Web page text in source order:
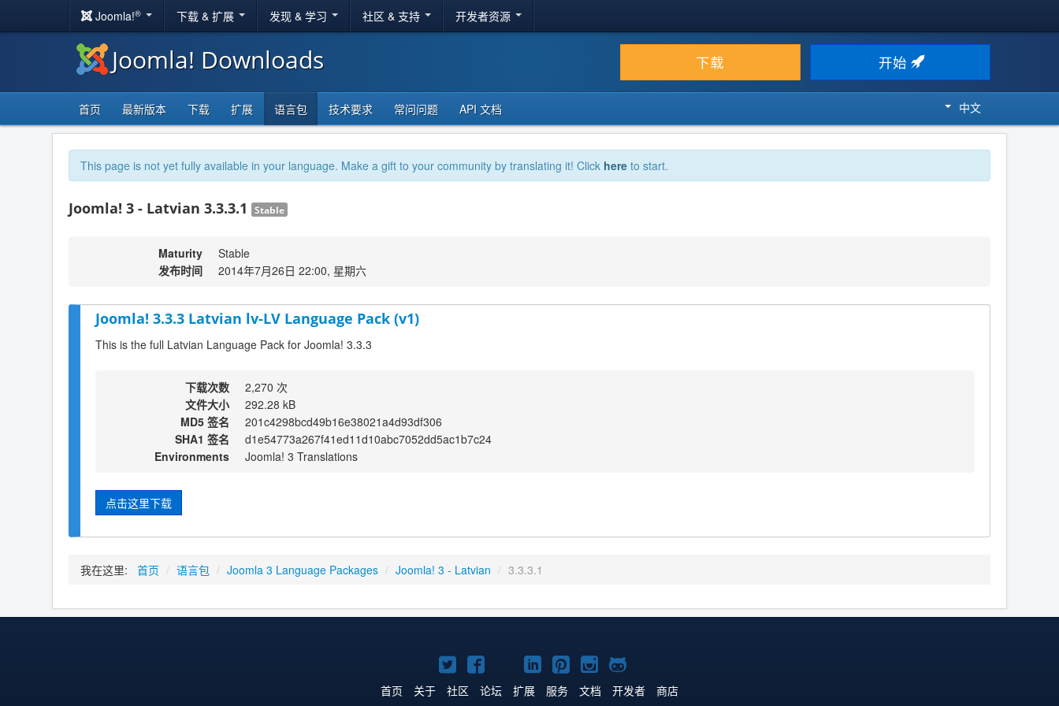
Joomla!® 下载 & 扩展 发现 & 学习 社区 & 支持 开发者资源
Joomla! Downloads 下载 开始
首页 最新版本 下载 扩展 语言包 技术要求 常问问题 API 文档 中文
This page is not yet fully available in your language. Make a gift to your community by translating it! Click here to start.
Joomla! 3 - Latvian 3.3.3.1 Stable
Maturity
Stable
发布时间
2014年7月26日 22:00, 星期六
Joomla! 3.3.3 Latvian lv-LV Language Pack (v1)
This is the full Latvian Language Pack for Joomla! 3.3.3
下载次数
2,270 次
文件大小
292.28 kB
MD5 签名
201c4298bcd49b16e38021a4d93df306
SHA1 签名
d1e54773a267f41ed11d10abc7052dd5ac1b7c24
Environments
Joomla! 3 Translations
点击这里下载
我在这里: 首页 / 语言包 / Joomla 3 Language Packages / Joomla! 3 - Latvian / 3.3.3.1
Twitter
主
Facebook
主
YouTube
主
LinkedIn
主
Pinterest
主
Instagram
主
GitHub
主
首页 关于 社区 论坛 扩展 服务 文档 开发者 商店